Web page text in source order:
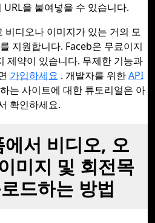
을 붙여넣을 수 있습니다.
비디오나 이미지가 있는 거의 모
지원합니다. Faceb은 무료이지
제약이 있습니다. 무제한 기능과
가입하세요 . 개발자를 위한API
는 사이트에 대한 튜토리얼은 아
확인하세요.
서 비디오, 오
미지 및 회전목
드하는 방법